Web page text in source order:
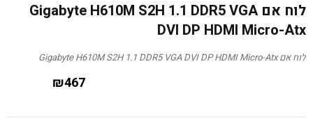
לוח אם Gigabyte H610M S2H 1.1 DDR5 VGA
DVI DP HDMI Micro-Atx
לוח אם Gigabyte H610M S2H 1.1 DDR5 VGA DVI DP HDMI Micro-Atx
₪467